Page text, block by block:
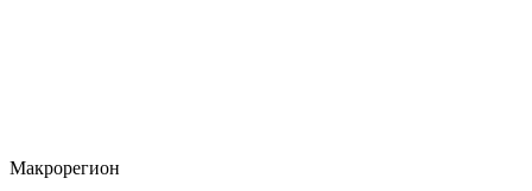
Макрорегион